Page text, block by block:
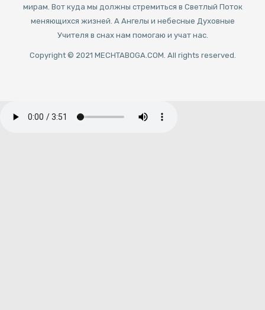
мирам. Вот куда мы должны стремиться в Светлый Поток
меняющихся жизней. А Ангелы и небесные Духовные
Учителя в снах нам помогаю и учат нас.
Copyright © 2021 MECHTABOGA.COM. All rights reserved.